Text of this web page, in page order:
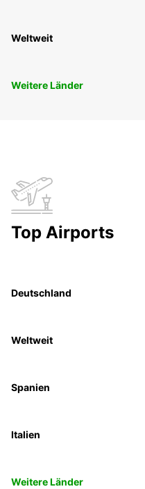
Weltweit
Weitere Länder
Top Airports
Deutschland
Weltweit
Spanien
Italien
Weitere Länder